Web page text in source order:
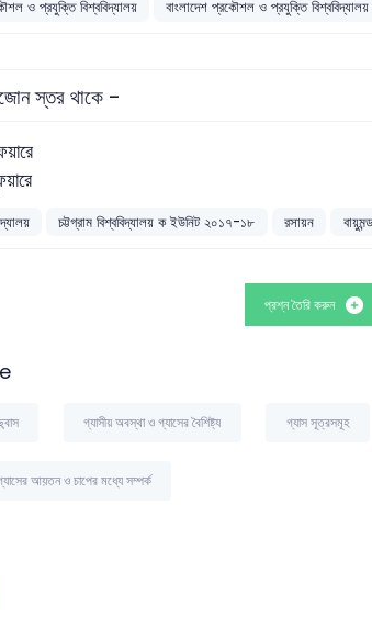
ও প্রযুক্তি বিশ্ববিদ্যালয় বাংলাদেশ প্রকৌশল ও প্রযুক্তি
স্তর থাকে -
চট্টগ্রাম বিশ্ববিদ্যালয় ক ইউনিট ২০১৭-১৮ রসায়ন
প্রশ্ন তৈরি করুন
গ্যাসীয় অবস্থা ও গ্যাসের বৈশিষ্ট্য গ্যাস সূত্রসমূহ
আয়তন ও চাপের মধ্যে সম্পর্ক